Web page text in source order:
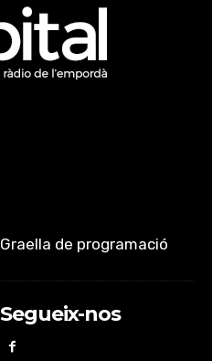
Graella de programació
Segueix-nos